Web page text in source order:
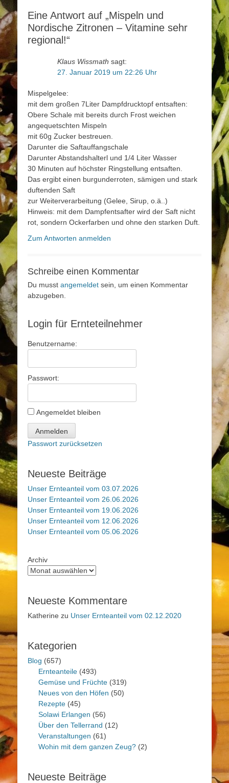
Eine Antwort auf „Mispeln und
Nordische Zitronen – Vitamine sehr
regional!“
Klaus Wissmath sagt:
27. Januar 2019 um 22:26 Uhr
Mispelgelee:
mit dem großen 7Liter Dampfdrucktopf entsaften:
Obere Schale mit bereits durch Frost weichen
angequetschten Mispeln
mit 60g Zucker bestreuen.
Darunter die Saftauffangschale
Darunter Abstandshalterl und 1/4 Liter Wasser
30 Minuten auf höchster Ringstellung entsaften.
Das ergibt einen burgunderroten, sämigen und stark
duftenden Saft
zur Weiterverarbeitung (Gelee, Sirup, o.ä..)
Hinweis: mit dem Dampfentsafter wird der Saft nicht
rot, sondern Ockerfarben und ohne den starken Duft.
Zum Antworten anmelden
Schreibe einen Kommentar
Du musst angemeldet sein, um einen Kommentar
abzugeben.
Login für Ernteteilnehmer
Benutzername:
Passwort:
Angemeldet bleiben
Anmelden
Passwort zurücksetzen
Neueste Beiträge
Unser Ernteanteil vom 03.07.2026
Unser Ernteanteil vom 26.06.2026
Unser Ernteanteil vom 19.06.2026
Unser Ernteanteil vom 12.06.2026
Unser Ernteanteil vom 05.06.2026
Archiv
Neueste Kommentare
Katherine zu Unser Ernteanteil vom 02.12.2020
Kategorien
Blog (657)
Ernteanteile (493)
Gemüse und Früchte (319)
Neues von den Höfen (50)
Rezepte (45)
Solawi Erlangen (56)
Über den Tellerrand (12)
Veranstaltungen (61)
Wohin mit dem ganzen Zeug? (2)
Neueste Beiträge